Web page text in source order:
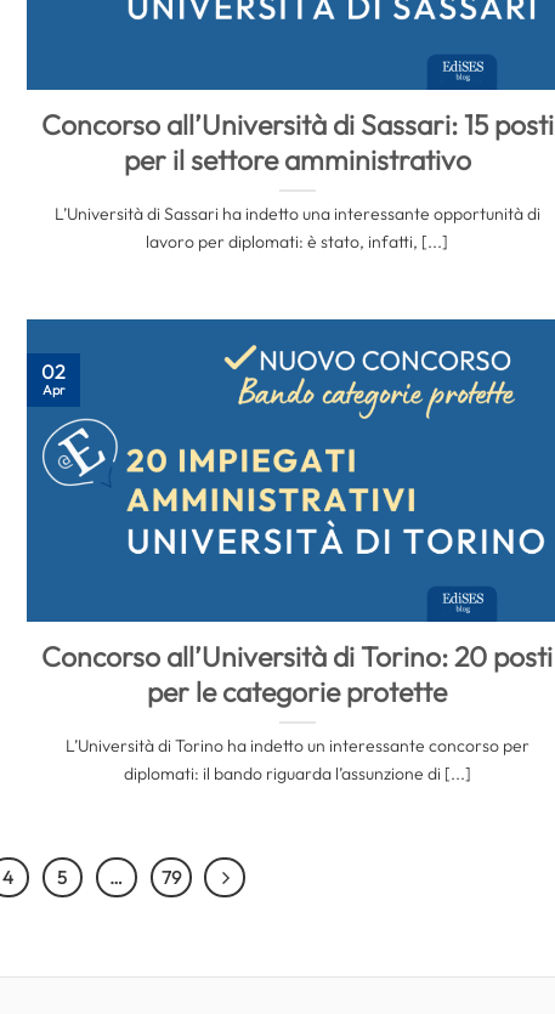
Concorso all’Università di Sassari: 15 posti
per il settore amministrativo
L’Università di Sassari ha indetto una interessante opportunità di
lavoro per diplomati: è stato, infatti, [...]
Concorso all’Università di Torino: 20 posti
per le categorie protette
L’Università di Torino ha indetto un interessante concorso per
diplomati: il bando riguarda l’assunzione di [...]
02
Apr
4 5 … 79